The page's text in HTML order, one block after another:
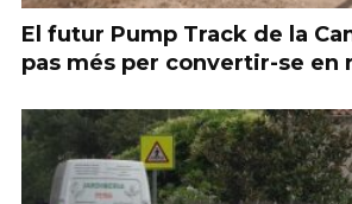
El futur Pump Track de la
pas més per convertir-se en